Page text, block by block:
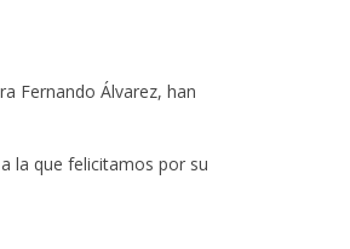
Fernando Álvarez, han
la que felicitamos por su